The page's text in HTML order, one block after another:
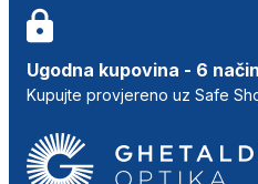
Ugodna kupovina - 6
Kupujte provjereno uz Safe